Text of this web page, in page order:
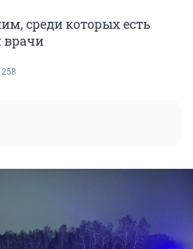
среди которых есть
врачи